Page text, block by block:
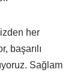
her
başarılı
Sağlam